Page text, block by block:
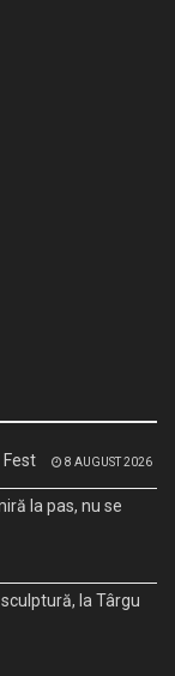
Fest 8 AUGUST 2026
la pas, nu se
la Târgu